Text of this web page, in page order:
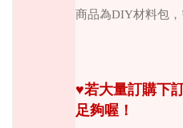
商品為DIY材料包，
♥若大量訂購下
足夠喔！